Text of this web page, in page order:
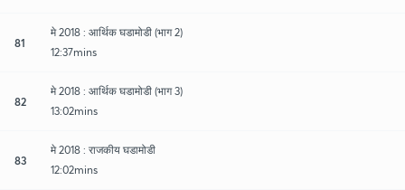
81
मे 2018 : आर्थिक घडामोडी (भाग 2)
12:37mins
82
मे 2018 : आर्थिक घडामोडी (भाग 3)
13:02mins
83
मे 2018 : राजकीय घडामोडी
12:02mins